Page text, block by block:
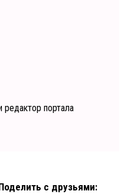
редактор портала
с друзьями: